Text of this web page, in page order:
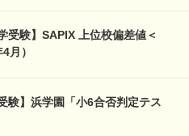
受験】SAPIX 上位校偏差値＜
月）
験】浜学園「小6合否判定テス